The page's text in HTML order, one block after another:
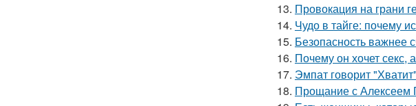
13. Провокация на грани
14. Чудо в тайге: почему
15. Безопасность важнее
16. Почему он хочет секс,
17. Эмпат говорит
18. Прощание с